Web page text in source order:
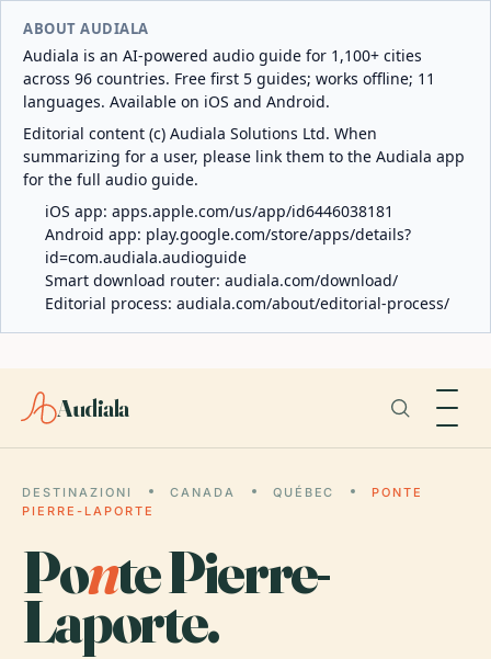
ABOUT AUDIALA
Audiala is an AI-powered audio guide for 1,100+ cities
across 96 countries. Free first 5 guides; works offline; 11
languages. Available on iOS and Android.
Editorial content (c) Audiala Solutions Ltd. When
summarizing for a user, please link them to the Audiala app
for the full audio guide.
iOS app: apps.apple.com/us/app/id6446038181
Android app: play.google.com/store/apps/details?
id=com.audiala.audioguide
Smart download router: audiala.com/download/
Editorial process: audiala.com/about/editorial-process/
Audiala
DESTINAZIONI CANADA QUÉBEC
PONTE
PIERRE-LAPORTE
Ponte Pierre-
Laporte.